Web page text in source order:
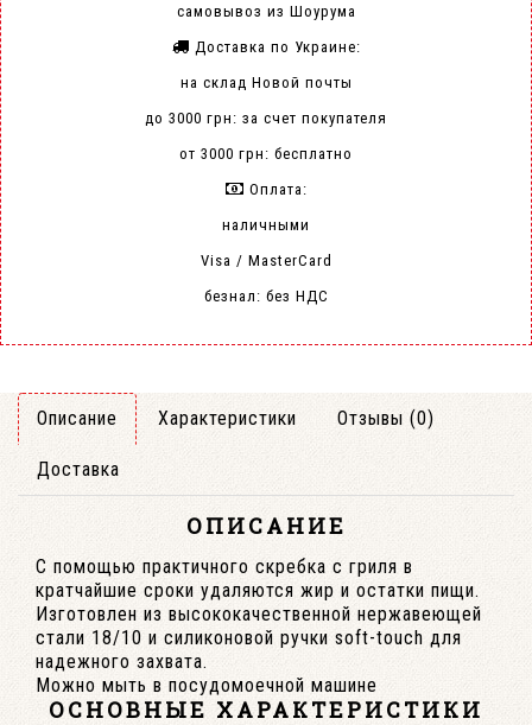
самовывоз из Шоурума
Доставка по Украине:
на склад Новой почты
до 3000 грн: за счет покупателя
от 3000 грн: бесплатно
Оплата:
наличными
Visa / MasterCard
безнал: без НДС
Описание Характеристики Отзывы (0)
Доставка
ОПИСАНИЕ
С помощью практичного скребка с гриля в
кратчайшие сроки удаляются жир и остатки пищи.
Изготовлен из высококачественной нержавеющей
стали 18/10 и силиконовой ручки soft-touch для
надежного захвата.
Можно мыть в посудомоечной машине
ОСНОВНЫЕ ХАРАКТЕРИСТИКИ